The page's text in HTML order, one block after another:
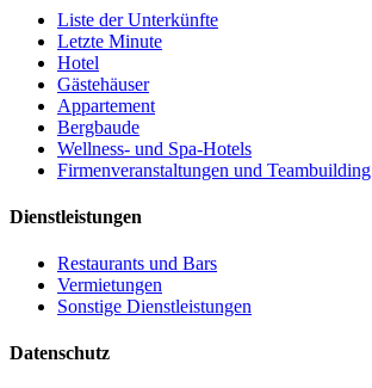
Liste der Unterkünfte
Letzte Minute
Hotel
Gästehäuser
Appartement
Bergbaude
Wellness- und Spa-Hotels
Firmenveranstaltungen und Teambuilding
Dienstleistungen
Restaurants und Bars
Vermietungen
Sonstige Dienstleistungen
Datenschutz